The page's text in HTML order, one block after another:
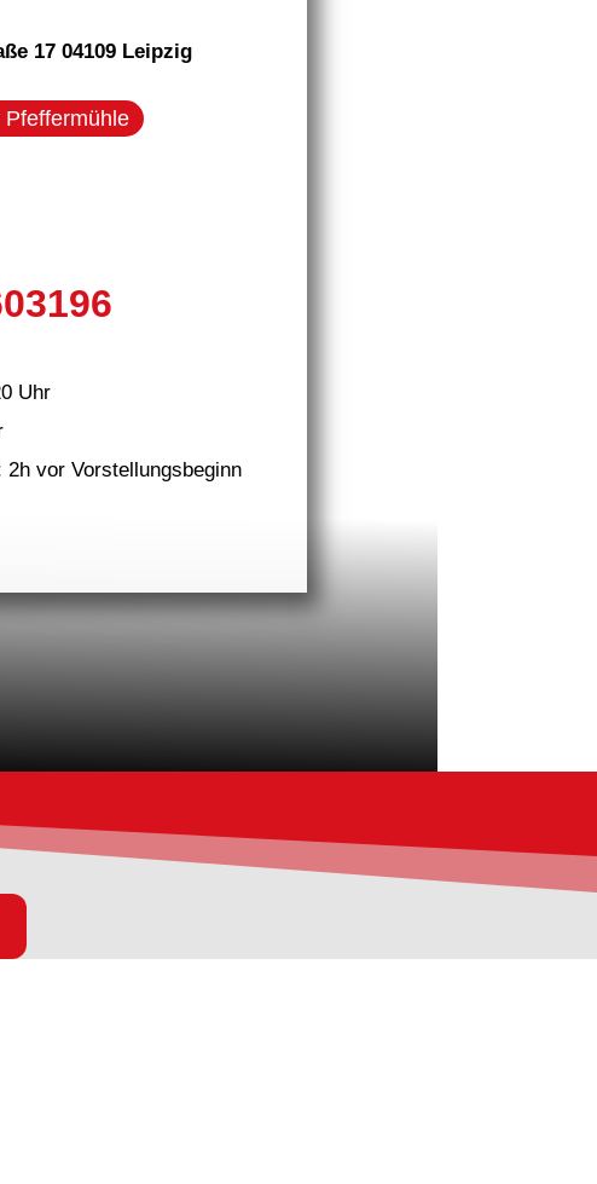
17 04109 Leipzig
Pfeffermühle
Uhr
2h vor Vorstellungsbeginn